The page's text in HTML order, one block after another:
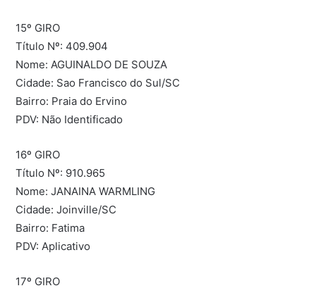
15º GIRO
Título Nº: 409.904
Nome: AGUINALDO DE SOUZA
Cidade: Sao Francisco do Sul/SC
Bairro: Praia do Ervino
PDV: Não Identificado
16º GIRO
Título Nº: 910.965
Nome: JANAINA WARMLING
Cidade: Joinville/SC
Bairro: Fatima
PDV: Aplicativo
17º GIRO